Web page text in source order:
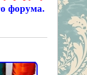
форума.